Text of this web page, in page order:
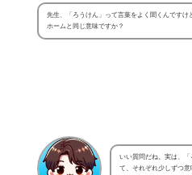
先生、「ろうけん」って言葉をよく聞くんですけ
ホームと同じ意味ですか？
いい質問だね。実は、
て、それぞれ少しずつ